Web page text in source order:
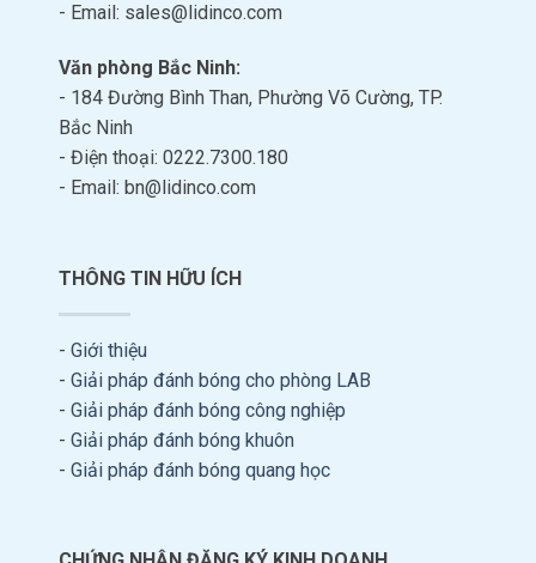
- Email: sales@lidinco.com
Văn phòng Bắc Ninh:
- 184 Đường Bình Than, Phường Võ Cường, TP.
Bắc Ninh
- Điện thoại: 0222.7300.180
- Email: bn@lidinco.com
THÔNG TIN HỮU ÍCH
- Giới thiệu
- Giải pháp đánh bóng cho phòng LAB
- Giải pháp đánh bóng công nghiệp
- Giải pháp đánh bóng khuôn
- Giải pháp đánh bóng quang học